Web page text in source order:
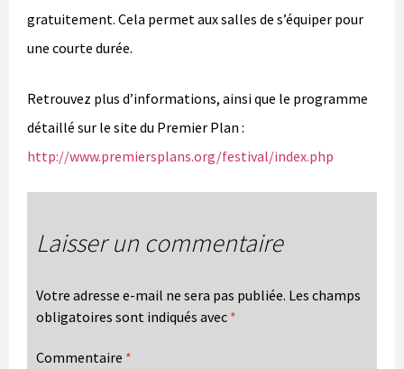
gratuitement. Cela permet aux salles de s’équiper pour
une courte durée.
Retrouvez plus d’informations, ainsi que le programme
détaillé sur le site du Premier Plan :
http://www.premiersplans.org/festival/index.php
Laisser un commentaire
Votre adresse e-mail ne sera pas publiée. Les champs
obligatoires sont indiqués avec *
Commentaire *